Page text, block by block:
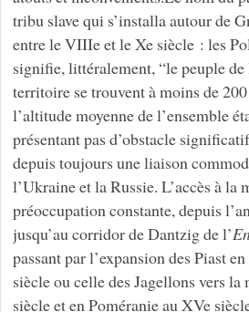
tribu slave qui s’installa autour de
entre le VIIIe et le Xe siècle : les
signifie, littéralement, “le peuple
territoire se trouvent à moins de
l’altitude moyenne de l’ensemble
présentant pas d’obstacle
depuis toujours une liaison
l’Ukraine et la Russie. L’accès à la
préoccupation constante, depuis
jusqu’au corridor de Dantzig de l’
passant par l’expansion des Piast
siècle ou celle des Jagellons vers
siècle et en Poméranie au XVe